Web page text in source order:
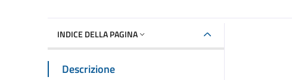
INDICE DELLA PAGINA
Descrizione